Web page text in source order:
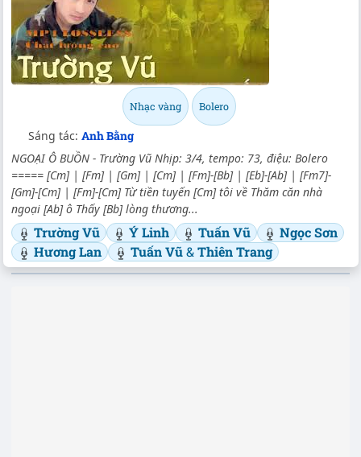
Nhạc vàng Bolero
Sáng tác: Anh Bằng
NGOẠI Ô BUỒN - Trường Vũ Nhịp: 3/4, tempo: 73, điệu: Bolero
===== [Cm] | [Fm] | [Gm] | [Cm] | [Fm]-[Bb] | [Eb]-[Ab] | [Fm7]-
[Gm]-[Cm] | [Fm]-[Cm] Từ tiền tuyến [Cm] tôi về Thăm căn nhà
ngoại [Ab] ô Thấy [Bb] lòng thương...
Trường Vũ Ý Linh Tuấn Vũ
Ngọc Sơn
Hương Lan
Tuấn Vũ&Thiên Trang